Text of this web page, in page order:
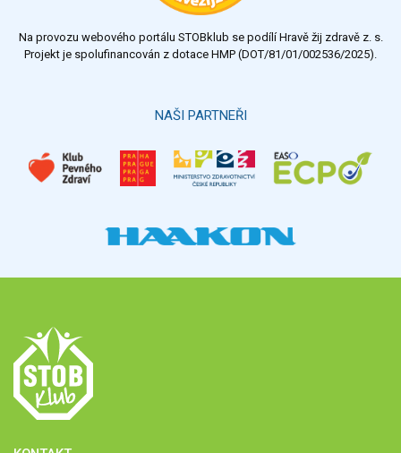
Na provozu webového portálu STOBklub se podílí Hravě žij zdravě z. s.
Projekt je spolufinancován z dotace HMP (DOT/81/01/002536/2025).
NAŠI PARTNEŘI